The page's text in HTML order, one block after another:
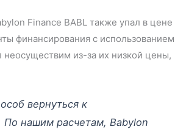
Finance BABL также упал в цене
финансирования с использованием
из-за их низкой цены,
вернуться к
По нашим расчетам, Babylon